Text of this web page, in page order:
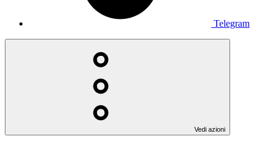
Telegram
Vedi azioni